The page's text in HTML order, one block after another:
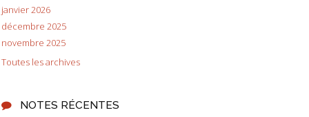
janvier 2026
décembre 2025
novembre 2025
Toutes les archives
NOTES RÉCENTES